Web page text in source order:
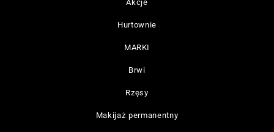
Akcje
Hurtownie
MARKI
Brwi
Rzęsy
Makijaż permanentny